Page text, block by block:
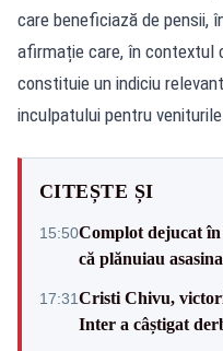
care beneficiază de pensii,
afirmație care, în contextul
constituie un indiciu
inculpatului pentru
CITEȘTE ȘI
15:50Complot dejucat
că plănuiau
17:31Cristi Chivu,
Inter a câștigat